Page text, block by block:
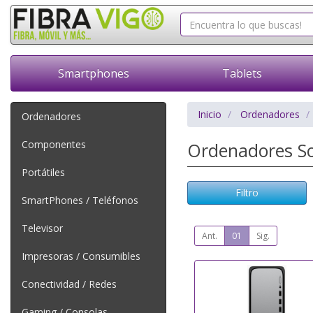
Smartphones Tablets
Ordenadores
Componentes
Portátiles
SmartPhones / Teléfonos
Televisor
Impresoras / Consumibles
Conectividad / Redes
Inicio Ordenadores
Ordenadores
Filtro
Ant. 01 Sig.